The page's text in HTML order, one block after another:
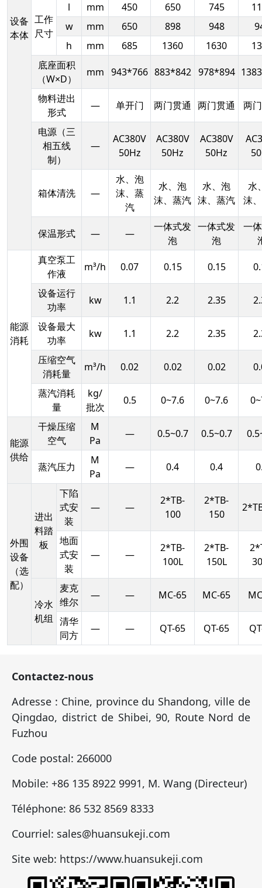
设备
本体
工作
尺寸
l mm 450 650 745
w
mm 650 898 948
h
mm 685 1360 1630
底座面积
（W×D）
mm 943*766 883*842 978*894
物料进出
形式
— 单开门 两门贯通 两门贯通 两
电源（三
相五线
制）
—
AC380V
50Hz
AC380V
50Hz
AC380V
50Hz
箱体清洗 —
水、泡
沫、蒸
汽
水、泡
沫、蒸汽
水、泡
沫、蒸汽
水
沫
保温形式 — —
一体式发
泡
一体式发
泡
一
能源
消耗
真空泵工
作液
m³/h 0.07 0.15 0.15
设备运行
功率
kw 1.1 2.2 2.35
设备最大
功率
kw 1.1 2.2 2.35
压缩空气
消耗量
m³/h 0.02 0.02 0.02
蒸汽消耗
量
kg/
批次
0.5 0~7.6 0~7.6
能源
供给
干燥压缩
空气
M
Pa
— 0.5~0.7 0.5~0.7
蒸汽压力
M
Pa
— 0.4 0.4
外围
设备
（选
配）
进出
料踏
板
下陷
式安
装
— —
2*TB-
100
2*TB-
150
地面
式安
装
— —
2*TB-
100L
2*TB-
150L
冷水
机组
麦克
维尔
— — MC-65 MC-65
清华
同方
— — QT-65 QT-65
Contactez-nous
Adresse : Chine, province du Shandong, ville de
Qingdao, district de Shibei, 90, Route Nord de
Fuzhou
Code postal: 266000
Mobile: +86 135 8922 9991, M. Wang (Directeur)
Téléphone: 86 532 8569 8333
Courriel: sales@huansukeji.com
Site web: https://www.huansukeji.com